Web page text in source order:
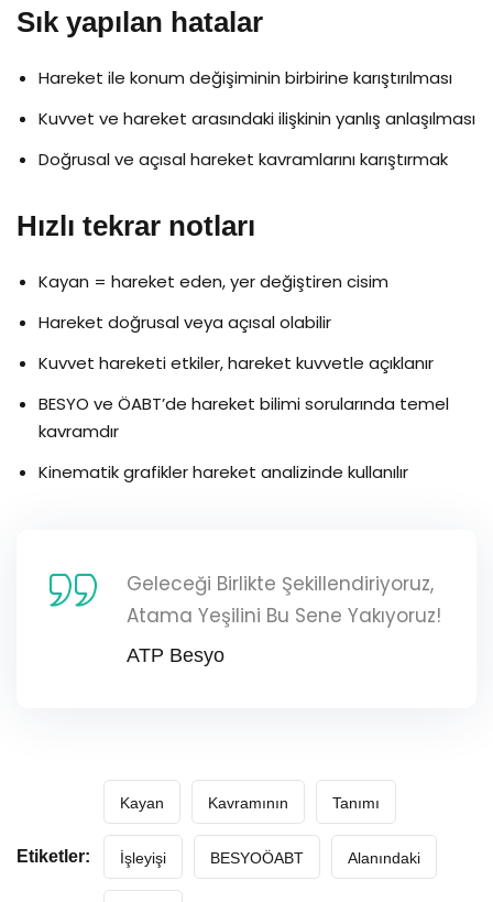
Sık yapılan hatalar
Hareket ile konum değişiminin birbirine karıştırılması
Kuvvet ve hareket arasındaki ilişkinin yanlış anlaşılması
Doğrusal ve açısal hareket kavramlarını karıştırmak
Hızlı tekrar notları
Kayan = hareket eden, yer değiştiren cisim
Hareket doğrusal veya açısal olabilir
Kuvvet hareketi etkiler, hareket kuvvetle açıklanır
BESYO ve ÖABT’de hareket bilimi sorularında temel
kavramdır
Kinematik grafikler hareket analizinde kullanılır
Geleceği Birlikte Şekillendiriyoruz,
Atama Yeşilini Bu Sene Yakıyoruz!
ATP Besyo
Etiketler:
Kayan Kavramının Tanımı
İşleyişi BESYOÖABT Alanındaki